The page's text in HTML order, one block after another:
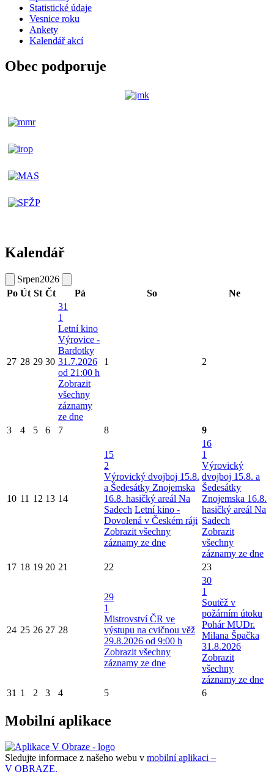
Statistické údaje
Vesnice roku
Ankety
Kalendář akcí
Obec podporuje
Kalendář
Srpen2026
Po Út St Čt Pá So Ne
27 28 29 30
31
1
Letní kino
Výrovice -
Bardotky
31.7.2026
od 21:00 h
Zobrazit
všechny
záznamy
ze dne
1 2
3 4 5 6 7 8 9
10 11 12 13 14
15
2
Výrovický dvojboj 15.8.
a Šedesátky Znojemska
16.8. hasičký areál Na
Sadech Letní kino -
Dovolená v Českém ráji
Zobrazit všechny
záznamy ze dne
16
1
Výrovický
dvojboj 15.8. a
Šedesátky
Znojemska 16.8.
hasičký areál Na
Sadech
Zobrazit
všechny
záznamy ze dne
17 18 19 20 21 22 23
24 25 26 27 28
29
1
Mistrovství ČR ve
výstupu na cvičnou věž
29.8.2026 od 9:00 h
Zobrazit všechny
záznamy ze dne
30
1
Soutěž v
požárním útoku
Pohár MUDr.
Milana Špačka
31.8.2026
Zobrazit
všechny
záznamy ze dne
31 1 2 3 4 5 6
Mobilní aplikace
Sledujte informace z našeho webu v mobilní aplikaci –
V OBRAZE.